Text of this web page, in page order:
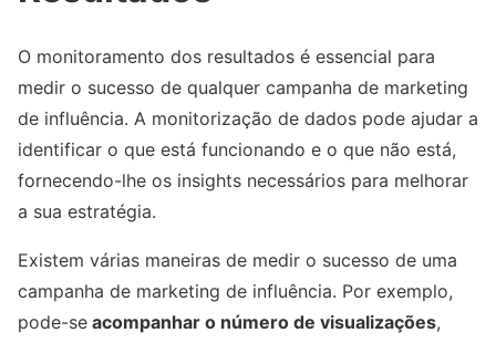
O monitoramento dos resultados é essencial para
medir o sucesso de qualquer campanha de marketing
de influência. A monitorização de dados pode ajudar a
identificar o que está funcionando e o que não está,
fornecendo-lhe os insights necessários para melhorar
a sua estratégia.
Existem várias maneiras de medir o sucesso de uma
campanha de marketing de influência. Por exemplo,
pode-se acompanhar o número de visualizações,